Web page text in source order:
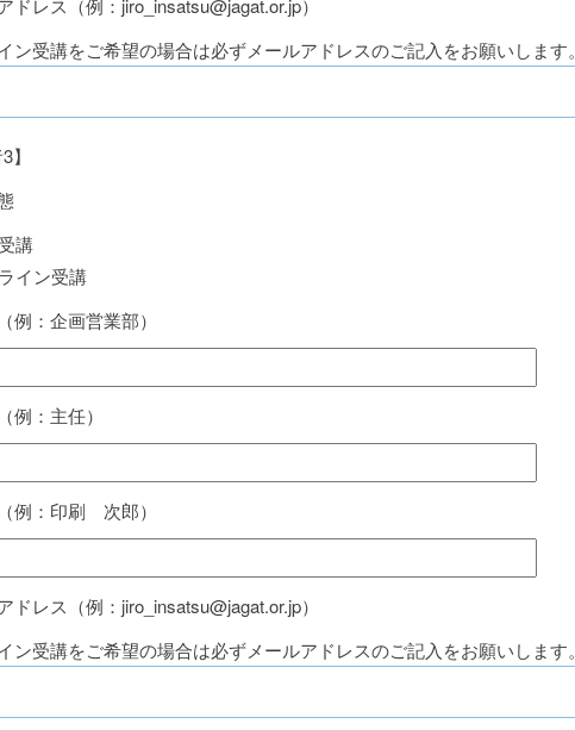
ドレス（例：jiro_insatsu@jagat.or.jp）
ン受講をご希望の場合は必ずメールアドレスのご記入をお願いします。
】
講
イン受講
例：企画営業部）
例：主任）
例：印刷 次郎）
ドレス（例：jiro_insatsu@jagat.or.jp）
ン受講をご希望の場合は必ずメールアドレスのご記入をお願いします。